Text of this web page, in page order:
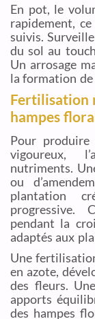
En pot, le
rapidement,
suivis.
du sol au
Un arrosage
la formation de
Fertilisation
hampes
Pour
vigoureux,
nutriments.
ou
plantation
progressive.
pendant la
adaptés aux
Une
en azote,
des fleurs.
apports
des hampes